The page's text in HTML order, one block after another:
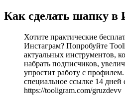
Как сделать шапку в
Хотите практические
Инстаграм? Попробуйте
актуальных инструментов,
набрать подписчиков,
упростит работу с
специальное ссылке 14
https://tooligram.com/gruzdevv